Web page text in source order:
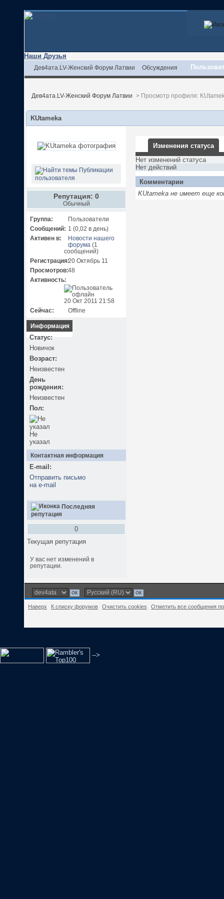
Наши Друзья
Дев4ата.LV-Женский Форум Латвии Обсуждения
Дев4ата.LV-Женский Форум Латвии > Просмотр профиля:
KUtameka
Публикации
пользователя
Репутация: 0
Обычный
Группа:
Пользователи
Сообщений: 1 (0,02 в день)
Активен в:
Новости нашего
форума (1
сообщений)
Регистрация:20 Октябрь 11
Просмотров:48
Активность:
20 Окт 2011 21:58
Сейчас:
Offline
Информация
Статус:
Новичок
Возраст:
Неизвестен
День
рождения:
Неизвестен
Пол:
Не
указал
Контактная информация
E-mail:
Отправить письмо
на e-mail
Последняя
репутация
0
Текущая репутация
У вас нет изменений в
репутации.
Изменения статуса
Нет изменений статуса
Нет действий
Комментарии
KUtameka не имеет еще
Наверх К списку форумов Очистить cookies Отметить все сообщения
-->